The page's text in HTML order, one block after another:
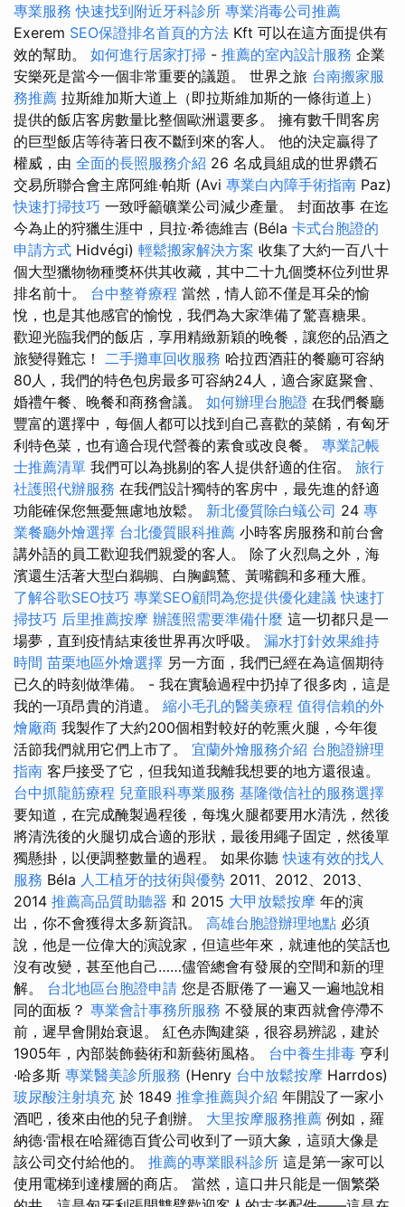
專業服務 快速找到附近牙科診所 專業消毒公司推薦
Exerem SEO保證排名首頁的方法 Kft 可以在這方面提供有
效的幫助。 如何進行居家打掃 - 推薦的室內設計服務 企業
安樂死是當今一個非常重要的議題。 世界之旅 台南搬家服
務推薦 拉斯維加斯大道上（即拉斯維加斯的一條街道上）
提供的飯店客房數量比整個歐洲還要多。 擁有數千間客房
的巨型飯店等待著日夜不斷到來的客人。 他的決定贏得了
權威，由 全面的長照服務介紹 26 名成員組成的世界鑽石
交易所聯合會主席阿維·帕斯 (Avi 專業白內障手術指南 Paz)
快速打掃技巧 一致呼籲礦業公司減少產量。 封面故事 在迄
今為止的狩獵生涯中，貝拉·希德維吉 (Béla 卡式台胞證的
申請方式 Hidvégi) 輕鬆搬家解決方案 收集了大約一百八十
個大型獵物物種獎杯供其收藏，其中二十九個獎杯位列世界
排名前十。 台中整脊療程 當然，情人節不僅是耳朵的愉
悅，也是其他感官的愉悅，我們為大家準備了驚喜糖果。
歡迎光臨我們的飯店，享用精緻新穎的晚餐，讓您的品酒之
旅變得難忘！ 二手攤車回收服務 哈拉西酒莊的餐廳可容納
80人，我們的特色包房最多可容納24人，適合家庭聚會、
婚禮午餐、晚餐和商務會議。 如何辦理台胞證 在我們餐廳
豐富的選擇中，每個人都可以找到自己喜歡的菜餚，有匈牙
利特色菜，也有適合現代營養的素食或改良餐。 專業記帳
士推薦清單 我們可以為挑剔的客人提供舒適的住宿。 旅行
社護照代辦服務 在我們設計獨特的客房中，最先進的舒適
功能確保您無憂無慮地放鬆。 新北優質除白蟻公司 24 專
業餐廳外燴選擇 台北優質眼科推薦 小時客房服務和前台會
講外語的員工歡迎我們親愛的客人。 除了火烈鳥之外，海
濱還生活著大型白鵜鶘、白胸鸕鶿、黃嘴鸛和多種大雁。
了解谷歌SEO技巧 專業SEO顧問為您提供優化建議 快速打
掃技巧 后里推薦按摩 辦護照需要準備什麼 這一切都只是一
場夢，直到疫情結束後世界再次呼吸。 漏水打針效果維持
時間 苗栗地區外燴選擇 另一方面，我們已經在為這個期待
已久的時刻做準備。 - 我在實驗過程中扔掉了很多肉，這是
我的一項昂貴的消遣。 縮小毛孔的醫美療程 值得信賴的外
燴廠商 我製作了大約200個相對較好的乾熏火腿，今年復
活節我們就用它們上市了。 宜蘭外燴服務介紹 台胞證辦理
指南 客戶接受了它，但我知道我離我想要的地方還很遠。
台中抓龍筋療程 兒童眼科專業服務 基隆徵信社的服務選擇
要知道，在完成醃製過程後，每塊火腿都要用水清洗，然後​​
將清洗後的火腿切成合適的形狀，最後用繩子固定，然後單
獨懸掛，以便調整數量的過程。 如果你聽快速有效的找人
服務 Béla 人工植牙的技術與優勢 2011、2012、2013、
2014 推薦高品質助聽器 和 2015 大甲放鬆按摩 年的演
出，你不會獲得太多新資訊。 高雄台胞證辦理地點 必須
說，他是一位偉大的演說家，但這些年來，就連他的笑話也
沒有改變，甚至他自己……儘管總會有發展的空間和新的理
解。 台北地區台胞證申請 您是否厭倦了一遍又一遍地說相
同的面板？ 專業會計事務所服務 不發展的東西就會停滯不
前，遲早會開始衰退。 紅色赤陶建築，很容易辨認，建於
1905年，內部裝飾藝術和新藝術風格。 台中養生排毒 亨利
·哈多斯 專業醫美診所服務 (Henry 台中放鬆按摩 Harrdos)
玻尿酸注射填充 於 1849 推拿推薦與介紹 年開設了一家小
酒吧，後來由他的兒子創辦。 大里按摩服務推薦 例如，羅
納德·雷根在哈羅德百貨公司收到了一頭大象，這頭大像是
該公司交付給他的。 推薦的專業眼科診所 這是第一家可以
使用電梯到達樓層的商店。 當然，這口井只能是一個繁榮